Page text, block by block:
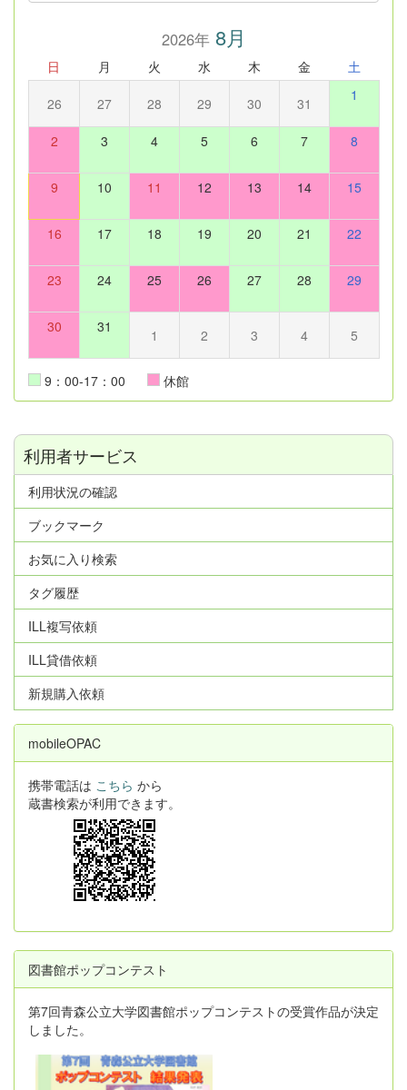
2026年8月
日 月 火 水 木 金 土
26 27 28 29 30 31 1
2 3 4 5 6 7 8
9 10 11 12 13 14 15
16 17 18 19 20 21 22
23 24 25 26 27 28 29
30 31 1 2 3 4 5
9：00-17：00 休館
利用者サービス
利用状況の確認
ブックマーク
お気に入り検索
タグ履歴
ILL複写依頼
ILL貸借依頼
新規購入依頼
mobileOPAC
携帯電話は こちら から
蔵書検索が利用できます。
図書館ポップコンテスト
第7回青森公立大学図書館ポップコンテストの受賞作品が決定
しました。